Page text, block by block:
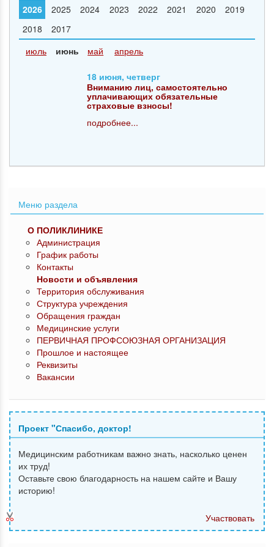
2026 2025 2024 2023 2022 2021 2020
2019
2018
2017
июль
июнь май апрель
18 июня, четверг
Вниманию лиц, самостоятельно
уплачивающих обязательные
страховые взносы!
подробнее...
Меню раздела
О ПОЛИКЛИНИКЕ
Администрация
График работы
Контакты
Новости и объявления
Территория обслуживания
Структура учреждения
Обращения граждан
Медицинские услуги
ПЕРВИЧНАЯ ПРОФСОЮЗНАЯ ОРГАНИЗАЦИЯ
Прошлое и настоящее
Реквизиты
Вакансии
Проект "Спасибо, доктор!
Медицинским работникам важно знать, насколько ценен
их труд!
Оставьте свою благодарность на нашем сайте и Вашу
историю!
Участвовать